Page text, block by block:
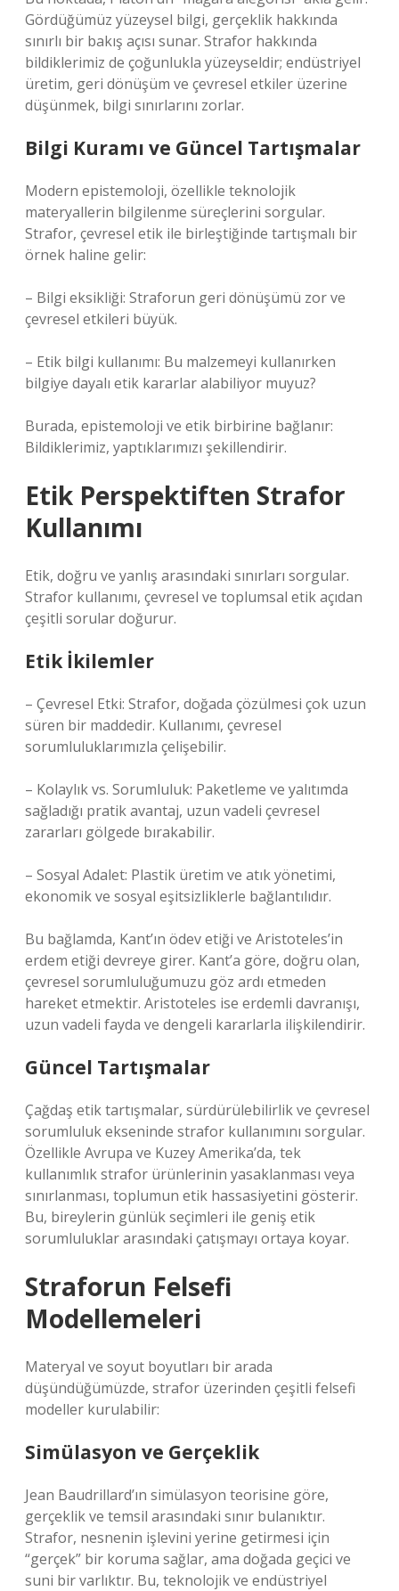
Gördüğümüz yüzeysel bilgi, gerçeklik hakkında
sınırlı bir bakış açısı sunar. Strafor hakkında
bildiklerimiz de çoğunlukla yüzeyseldir; endüstriyel
üretim, geri dönüşüm ve çevresel etkiler üzerine
düşünmek, bilgi sınırlarını zorlar.
Bilgi Kuramı ve Güncel Tartışmalar
Modern epistemoloji, özellikle teknolojik
materyallerin bilgilenme süreçlerini sorgular.
Strafor, çevresel etik ile birleştiğinde tartışmalı bir
örnek haline gelir:
– Bilgi eksikliği: Straforun geri dönüşümü zor ve
çevresel etkileri büyük.
– Etik bilgi kullanımı: Bu malzemeyi kullanırken
bilgiye dayalı etik kararlar alabiliyor muyuz?
Burada, epistemoloji ve etik birbirine bağlanır:
Bildiklerimiz, yaptıklarımızı şekillendirir.
Etik Perspektiften Strafor
Kullanımı
Etik, doğru ve yanlış arasındaki sınırları sorgular.
Strafor kullanımı, çevresel ve toplumsal etik açıdan
çeşitli sorular doğurur.
Etik İkilemler
– Çevresel Etki: Strafor, doğada çözülmesi çok uzun
süren bir maddedir. Kullanımı, çevresel
sorumluluklarımızla çelişebilir.
– Kolaylık vs. Sorumluluk: Paketleme ve yalıtımda
sağladığı pratik avantaj, uzun vadeli çevresel
zararları gölgede bırakabilir.
– Sosyal Adalet: Plastik üretim ve atık yönetimi,
ekonomik ve sosyal eşitsizliklerle bağlantılıdır.
Bu bağlamda, Kant’ın ödev etiği ve Aristoteles’in
erdem etiği devreye girer. Kant’a göre, doğru olan,
çevresel sorumluluğumuzu göz ardı etmeden
hareket etmektir. Aristoteles ise erdemli davranışı,
uzun vadeli fayda ve dengeli kararlarla ilişkilendirir.
Güncel Tartışmalar
Çağdaş etik tartışmalar, sürdürülebilirlik ve çevresel
sorumluluk ekseninde strafor kullanımını sorgular.
Özellikle Avrupa ve Kuzey Amerika’da, tek
kullanımlık strafor ürünlerinin yasaklanması veya
sınırlanması, toplumun etik hassasiyetini gösterir.
Bu, bireylerin günlük seçimleri ile geniş etik
sorumluluklar arasındaki çatışmayı ortaya koyar.
Straforun Felsefi
Modellemeleri
Materyal ve soyut boyutları bir arada
düşündüğümüzde, strafor üzerinden çeşitli felsefi
modeller kurulabilir:
Simülasyon ve Gerçeklik
Jean Baudrillard’ın simülasyon teorisine göre,
gerçeklik ve temsil arasındaki sınır bulanıktır.
Strafor, nesnenin işlevini yerine getirmesi için
“gerçek” bir koruma sağlar, ama doğada geçici ve
suni bir varlıktır. Bu, teknolojik ve endüstriyel